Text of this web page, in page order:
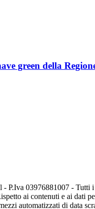
green della
P.Iva 03976881007 - Tutti
ai contenuti e ai dati
automatizzati di data